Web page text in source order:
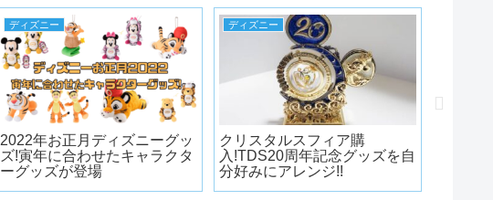
ディズニー
2022年お正月ディズニーグッ
ズ!寅年に合わせたキャラクタ
ーグッズが登場
ディズニー
クリスタルスフィア購
入!TDS20周年記念グッズを自
分好みにアレンジ!!